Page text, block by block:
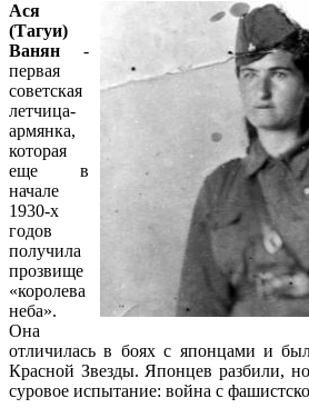
Ася
(Тагуи)
Ванян -
первая
советская
летчица-
армянка,
которая
еще в
начале
1930-х
годов
получила
прозвище
«королева
неба».
Она
отличилась в боях с японцами и
Красной Звезды. Японцев разбили,
суровое испытание: война с